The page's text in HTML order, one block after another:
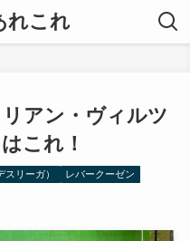
れこれ
リアン・ヴィルツ
これ！
スリーガ） レバークーゼン